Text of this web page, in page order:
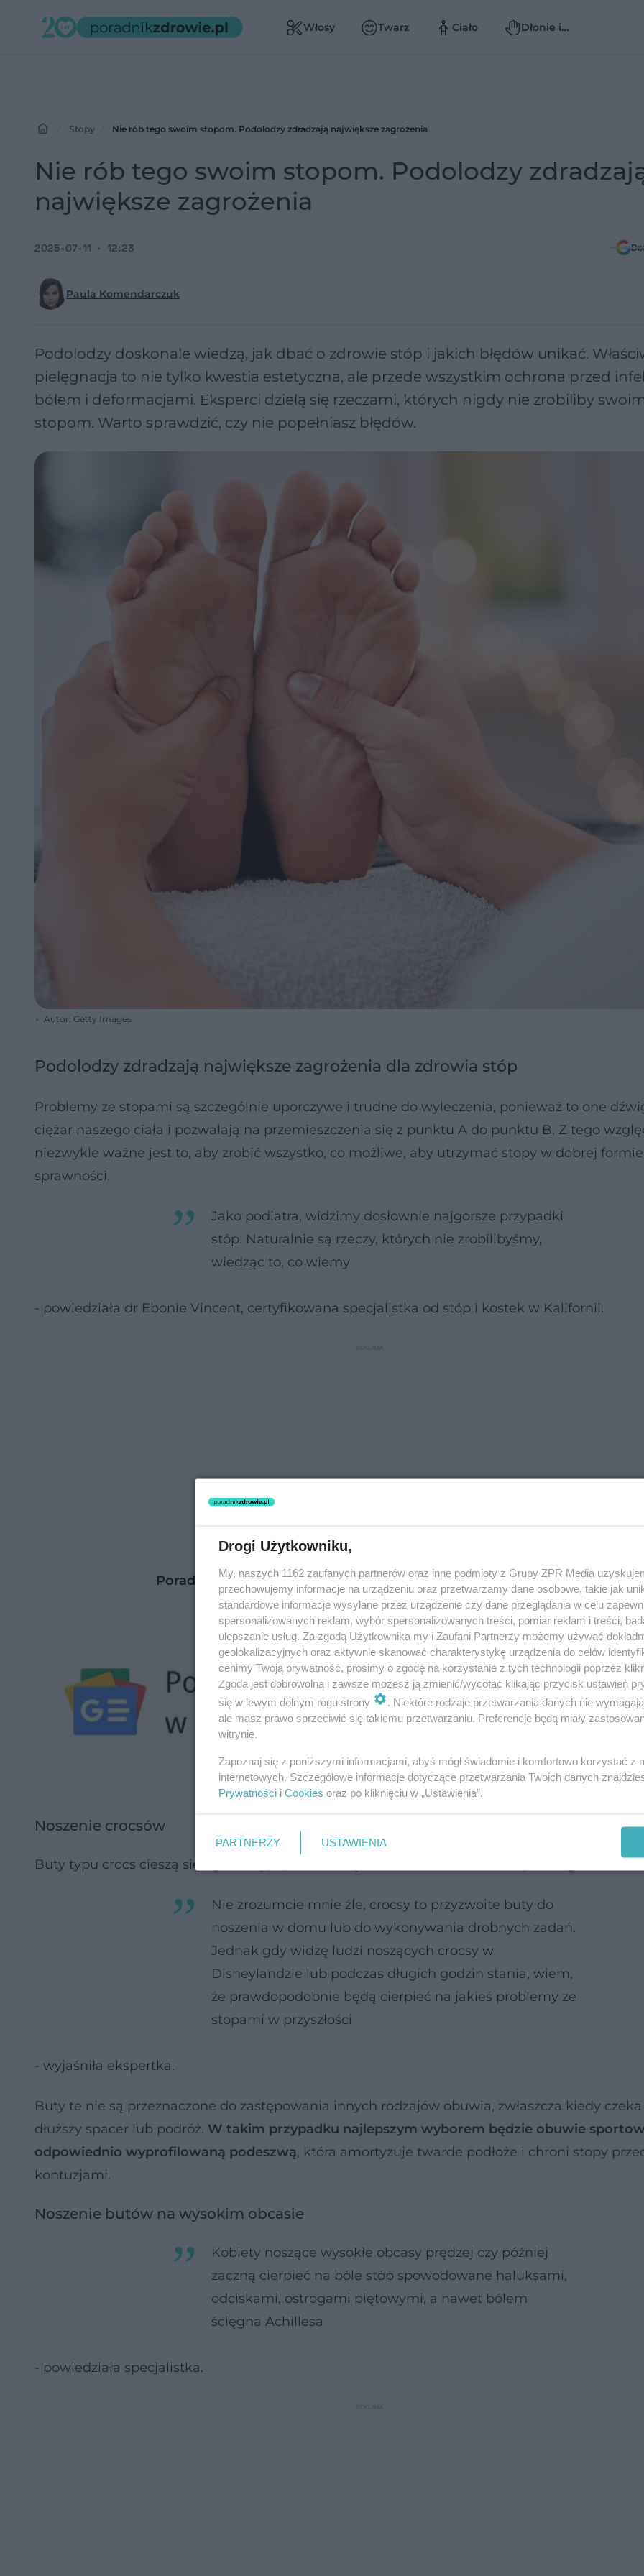
Włosy Twarz Ciało
Dłonie i
Stopy Nie rób tego swoim stopom. Podolodzy zdradzają największe zagrożenia
Nie rób tego swoim stopom. Podolodzy
największe zagrożenia
Paula Komendarczuk
2025-07-11 12:23
Podolodzy doskonale wiedzą, jak dbać o zdrowie stóp i jakich błędów unikać.
pielęgnacja to nie tylko kwestia estetyczna, ale przede wszystkim ochrona przed
bólem i deformacjami. Eksperci dzielą się rzeczami, których nigdy nie zrobiliby swoim
stopom. Warto sprawdzić, czy nie popełniasz błędów.
Autor: Getty Images
Podolodzy zdradzają największe zagrożenia dla zdrowia stóp
Problemy ze stopami są szczególnie uporczywe i trudne do wyleczenia, ponieważ to one
ciężar naszego ciała i pozwalają na przemieszczenia się z punktu A do punktu B. Z tego
niezwykle ważne jest to, aby zrobić wszystko, co możliwe, aby utrzymać stopy w dobrej
sprawności.
Jako podiatra, widzimy dosłownie najgorsze przypadki
stóp. Naturalnie są rzeczy, których nie zrobilibyśmy,
wiedząc to, co wiemy
- powiedziała dr Ebonie Vincent, certyfikowana specjalistka od stóp i kostek w Kalifornii.
Poradnik zdrowie: Choroby stóp
Noszenie crocsów
Buty typu crocs cieszą się ogromną popularnością, ku rozczarowaniu wielu podologów.
Nie zrozumcie mnie źle, crocsy to przyzwoite buty do
noszenia w domu lub do wykonywania drobnych zadań.
Jednak gdy widzę ludzi noszących crocsy w
Disneylandzie lub podczas długich godzin stania, wiem,
że prawdopodobnie będą cierpieć na jakieś problemy ze
stopami w przyszłości
- wyjaśniła ekspertka.
Buty te nie są przeznaczone do zastępowania innych rodzajów obuwia, zwłaszcza kiedy czeka
dłuższy spacer lub podróż. W takim przypadku najlepszym wyborem będzie obuwie
odpowiednio wyprofilowaną podeszwą, która amortyzuje twarde podłoże i chroni stopy
kontuzjami.
Noszenie butów na wysokim obcasie
Kobiety noszące wysokie obcasy prędzej czy później
zaczną cierpieć na bóle stóp spowodowane haluksami,
odciskami, ostrogami piętowymi, a nawet bólem
ścięgna Achillesa
- powiedziała specjalistka.
Drogi Użytkowniku,
My, naszych 1162 zaufanych partnerów oraz inne podmioty z Grupy ZPR Media
przechowujemy informacje na urządzeniu oraz przetwarzamy dane osobowe, takie jak
standardowe informacje wysyłane przez urządzenie czy dane przeglądania w celu
spersonalizowanych reklam, wybór spersonalizowanych treści, pomiar reklam i treści,
ulepszanie usług. Za zgodą Użytkownika my i Zaufani Partnerzy możemy używać
geolokalizacyjnych oraz aktywnie skanować charakterystykę urządzenia do celów
cenimy Twoją prywatność, prosimy o zgodę na korzystanie z tych technologii poprzez
Zgoda jest dobrowolna i zawsze możesz ją zmienić/wycofać klikając przycisk ustawień
się w lewym dolnym rogu strony
. Niektóre rodzaje przetwarzania danych nie
ale masz prawo sprzeciwić się takiemu przetwarzaniu. Preferencje będą miały
witrynie.
Zapoznaj się z poniższymi informacjami, abyś mógł świadomie i komfortowo korzystać z
internetowych. Szczegółowe informacje dotyczące przetwarzania Twoich danych
Prywatności i Cookies oraz po kliknięciu w „Ustawienia”.
PARTNERZY USTAWIENIA